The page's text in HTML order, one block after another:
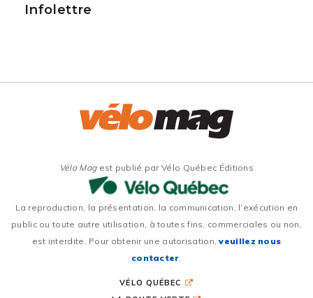
Infolettre
Vélo Magest publié par Vélo Québec Éditions
La reproduction, la présentation, la communication, l’exécution en
public ou toute autre utilisation, à toutes fins, commerciales ou non,
est interdite. Pour obtenir une autorisation,veuillez nous
contacter
VÉLO QUÉBEC